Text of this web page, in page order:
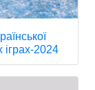
іграх-2024